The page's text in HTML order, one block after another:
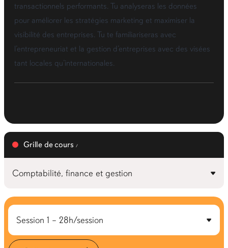
transactionnels performants. Tu analyseras les données
pour améliorer les stratégies marketing et maximiser la
visibilité des entreprises. Tu te familiariseras avec
l’entrepreneuriat et la gestion d’entreprises avec des visées
tant locales qu’internationales.
Grille de cours